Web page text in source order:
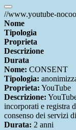
//www.youtube-
Nome
Tipologia
Proprieta
Descrizione
Durata
Nome: CONSENT
Tipologia:
Proprieta: YouTube
Descrizione:
incorporati e registra
consenso dei servizi
Durata: 2 anni